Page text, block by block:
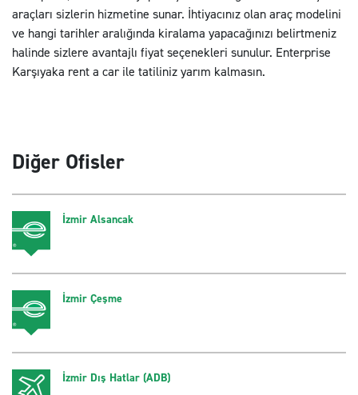
araçları sizlerin hizmetine sunar. İhtiyacınız olan araç modelini
ve hangi tarihler aralığında kiralama yapacağınızı belirtmeniz
halinde sizlere avantajlı fiyat seçenekleri sunulur. Enterprise
Karşıyaka rent a car ile tatiliniz yarım kalmasın.
Diğer Ofisler
İzmir Alsancak
İzmir Çeşme
İzmir Dış Hatlar (ADB)